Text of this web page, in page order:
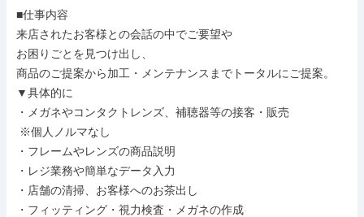
■仕事内容
来店されたお客様との会話の中でご要望や
お困りごとを見つけ出し、
商品のご提案から加工・メンテナンスまでトータルにご提案。
▼具体的に
・メガネやコンタクトレンズ、補聴器等の接客・販売
・フレームやレンズの商品説明
・レジ業務や簡単なデータ入力
・店舗の清掃、お客様へのお茶出し
・フィッティング・視力検査・メガネの作成